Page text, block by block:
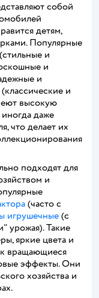
собой
детям,
Популярные
(стильные и
и
и
и
высокую
даже
что делает их
подходят для
и
(часто с
игрушечные(с
урожая). Такие
яркие цвета и
вращающиеся
эффекты. Они
хозяйства и